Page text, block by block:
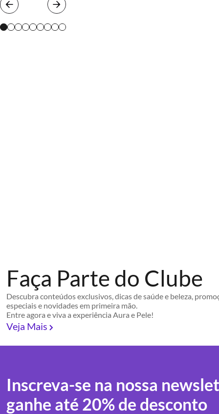
Faça Parte do Clube
Descubra conteúdos exclusivos, dicas de saúde e beleza,
especiais e novidades em primeira mão.
Entre agora e viva a experiência Aura e Pele!
Veja Mais
Inscreva-se na nossa
ganhe até 20% de desconto